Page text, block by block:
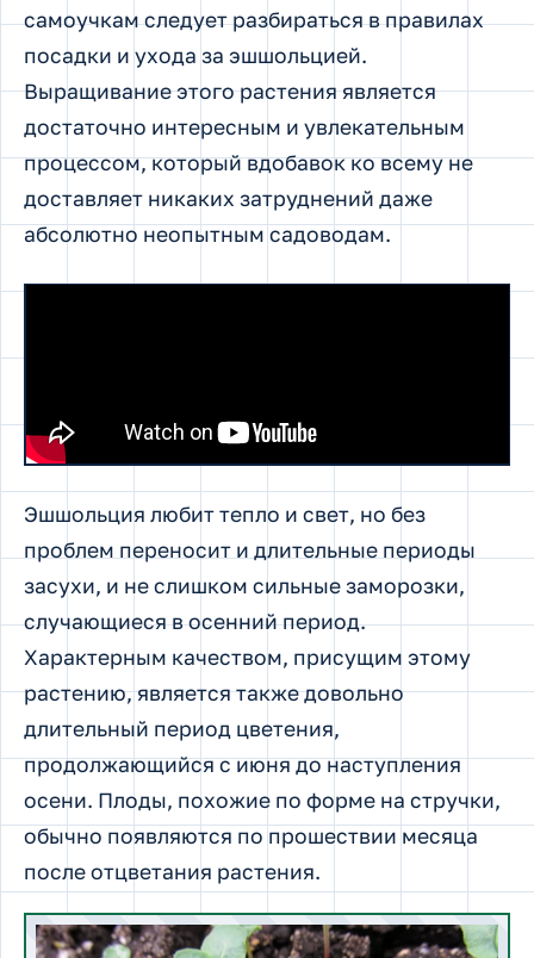
самоучкам следует разбираться в правилах
посадки и ухода за эшшольцией.
Выращивание этого растения является
достаточно интересным и увлекательным
процессом, который вдобавок ко всему не
доставляет никаких затруднений даже
абсолютно неопытным садоводам.
Эшшольция любит тепло и свет, но без
проблем переносит и длительные периоды
засухи, и не слишком сильные заморозки,
случающиеся в осенний период.
Характерным качеством, присущим этому
растению, является также довольно
длительный период цветения,
продолжающийся с июня до наступления
осени. Плоды, похожие по форме на стручки,
обычно появляются по прошествии месяца
после отцветания растения.